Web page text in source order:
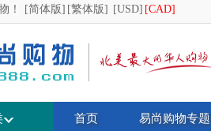
！ [简体版] [繁体版] [USD] [CAD]
首页 易尚购物专题